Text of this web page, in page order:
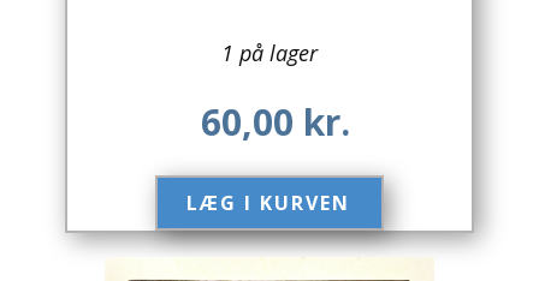
Computer / IT
Drikkevare / Øl / Vin
1 på lager
60,00 kr.
LÆG I KURVEN​